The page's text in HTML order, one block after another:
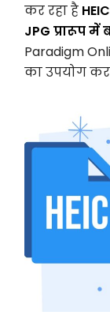
कर रहा है
JPG प्रारूप में
Paradigm
का उपयोग